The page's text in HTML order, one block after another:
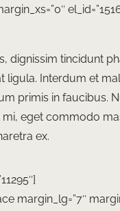
dignissim tincidunt
ligula. Interdum et
primis in faucibus.
eget commodo
ex.
margin_lg=”7″